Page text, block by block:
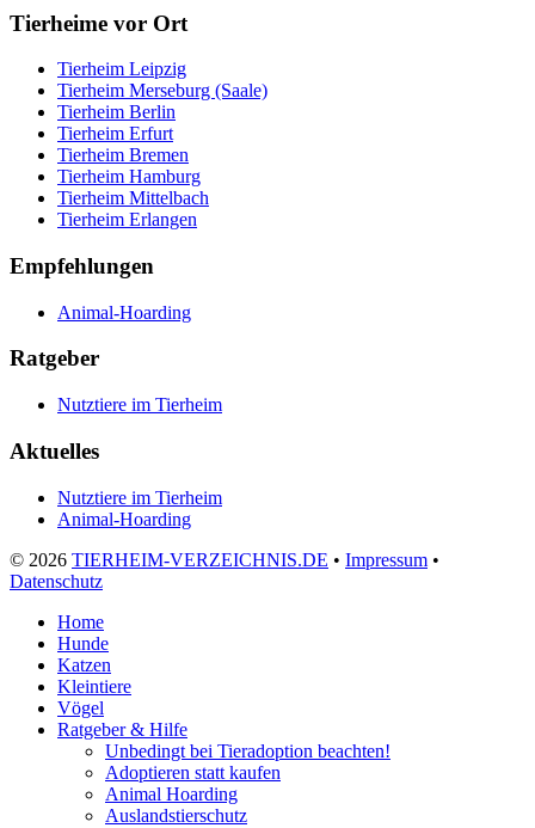
Tierheime vor Ort
Tierheim Leipzig
Tierheim Merseburg (Saale)
Tierheim Berlin
Tierheim Erfurt
Tierheim Bremen
Tierheim Hamburg
Tierheim Mittelbach
Tierheim Erlangen
Empfehlungen
Animal-Hoarding
Ratgeber
Nutztiere im Tierheim
Aktuelles
Nutztiere im Tierheim
Animal-Hoarding
© 2026 TIERHEIM-VERZEICHNIS.DE • Impressum •
Datenschutz
Home
Hunde
Katzen
Kleintiere
Vögel
Ratgeber & Hilfe
Unbedingt bei Tieradoption beachten!
Adoptieren statt kaufen
Animal Hoarding
Auslandstierschutz